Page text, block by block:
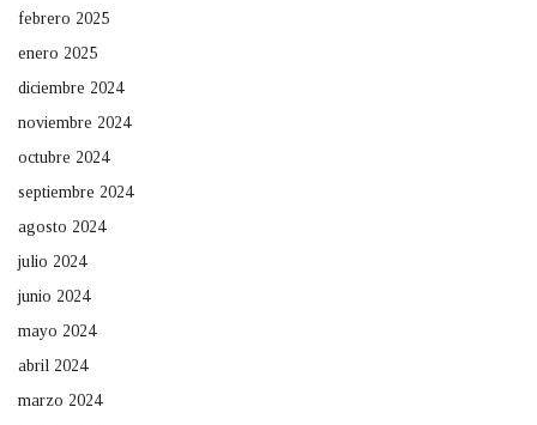
febrero 2025
enero 2025
diciembre 2024
noviembre 2024
octubre 2024
septiembre 2024
agosto 2024
julio 2024
junio 2024
mayo 2024
abril 2024
marzo 2024